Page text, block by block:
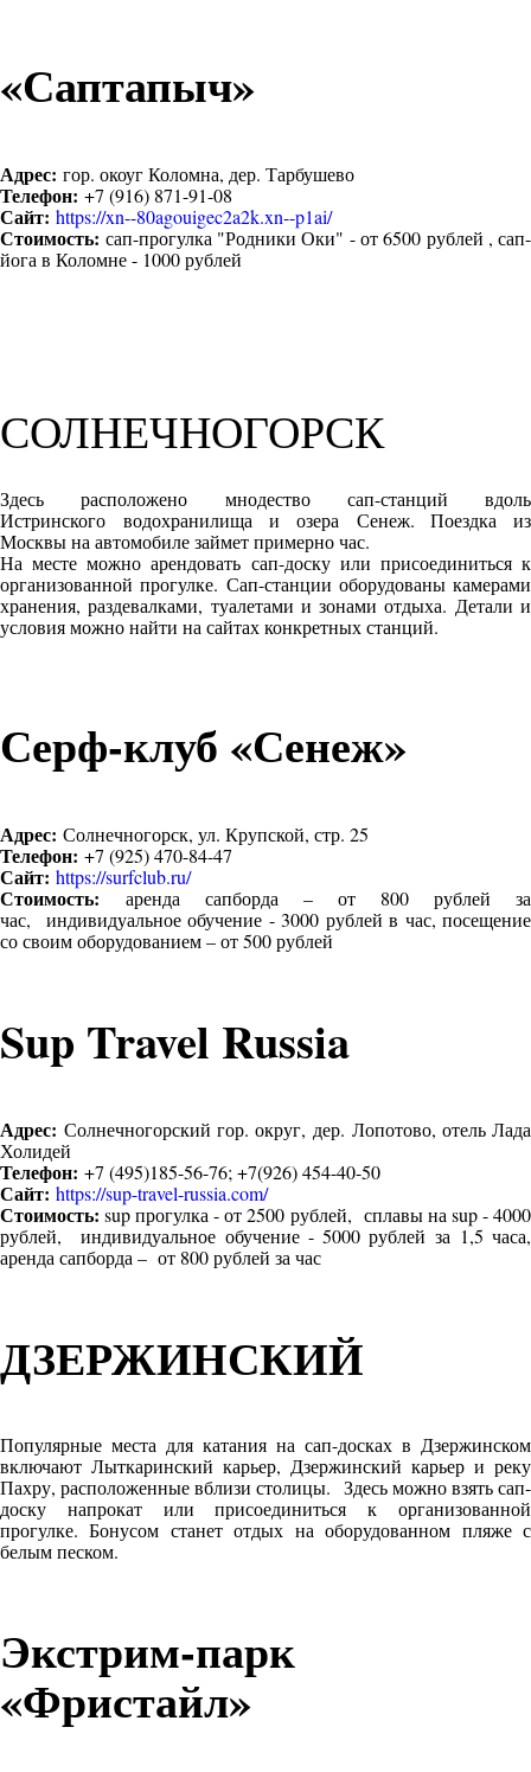
«Саптапыч»
Адрес: гор. окоуг Коломна, дер. Тарбушево
Телефон: +7 (916) 871-91-08
Сайт: https://xn--80agouigec2a2k.xn--p1ai/
Стоимость: сап-прогулка "Родники Оки" - от 6500 рублей , сап-
йога в Коломне - 1000 рублей
СОЛНЕЧНОГОРСК
Здесь расположено мнодество сап-станций вдоль
Истринского водохранилища и озера Сенеж. Поездка из
Москвы на автомобиле займет примерно час.
На месте можно арендовать сап-доску или присоединиться к
организованной прогулке. Сап-станции оборудованы камерами
хранения, раздевалками, туалетами и зонами отдыха. Детали и
условия можно найти на сайтах конкретных станций.
Серф-клуб «Сенеж»
Адрес: Солнечногорск, ул. Крупской, стр. 25
Телефон: +7 (925) 470-84-47
Сайт: https://surfclub.ru/
Стоимость: аренда сапборда – от 800 рублей за
час, индивидуальное обучение - 3000 рублей в час, посещение
со своим оборудованием – от 500 рублей
Sup Travel Russia
Адрес: Солнечногорский гор. округ, дер. Лопотово, отель Лада
Холидей
Телефон: +7 (495)185-56-76; +7(926) 454-40-50
Сайт: https://sup-travel-russia.com/
Стоимость: sup прогулка - от 2500 рублей, сплавы на sup - 4000
рублей, индивидуальное обучение - 5000 рублей за 1,5 часа,
аренда сапборда – от 800 рублей за час
ДЗЕРЖИНСКИЙ
Популярные места для катания на сап-досках в Дзержинском
включают Лыткаринский карьер, Дзержинский карьер и реку
Пахру, расположенные вблизи столицы. Здесь можно взять сап-
доску напрокат или присоединиться к организованной
прогулке. Бонусом станет отдых на оборудованном пляже с
белым песком.
Экстрим-парк
«Фристайл»